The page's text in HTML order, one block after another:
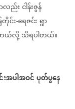
လည်းငါန်းဇွန်
တိုင်း-ရေဇင်းရွာ
ယ်လို့သိရပါတယ်။
အပါအဝင်ပုတ်ပွနေ